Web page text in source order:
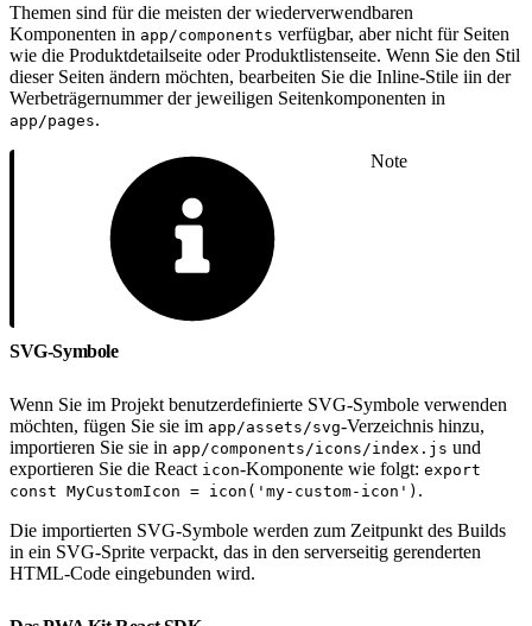
Themen sind für die meisten der wiederverwendbaren
Komponenten in app/components verfügbar, aber nicht für Seiten
wie die Produktdetailseite oder Produktlistenseite. Wenn Sie den Stil
dieser Seiten ändern möchten, bearbeiten Sie die Inline-Stile iin der
Werbeträgernummer der jeweiligen Seitenkomponenten in
app/pages.
Note
SVG-Symbole
Wenn Sie im Projekt benutzerdefinierte SVG-Symbole verwenden
möchten, fügen Sie sie im app/assets/svg-Verzeichnis hinzu,
importieren Sie sie in app/components/icons/index.js und
exportieren Sie die React icon-Komponente wie folgt: export
const MyCustomIcon = icon('my-custom-icon') .
Die importierten SVG-Symbole werden zum Zeitpunkt des Builds
in ein SVG-Sprite verpackt, das in den serverseitig gerenderten
HTML-Code eingebunden wird.